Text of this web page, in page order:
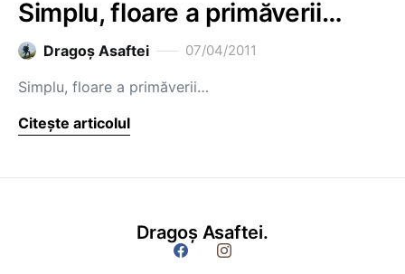
Simplu, floare a primăverii…
Dragoş Asaftei 07/04/2011
Simplu, floare a primăverii…
Citește articolul
Dragoș Asaftei.